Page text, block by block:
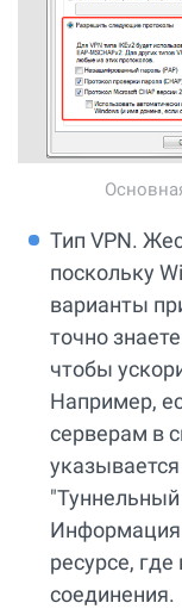
Тип VPN.
поскольку
варианты
точно
чтобы
Например,
серверам в
"Туннельный
Информация
ресурсе,
соединения.